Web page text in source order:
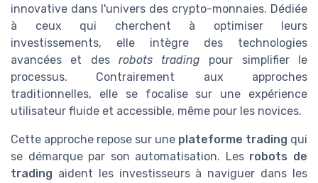
innovative dans l'univers des crypto-monnaies. Dédiée
à ceux qui cherchent à optimiser leurs
investissements, elle intègre des technologies
avancées et des robots trading pour simplifier le
processus. Contrairement aux approches
traditionnelles, elle se focalise sur une expérience
utilisateur fluide et accessible, même pour les novices.
Cette approche repose sur une plateforme trading qui
se démarque par son automatisation. Les robots de
trading aident les investisseurs à naviguer dans les